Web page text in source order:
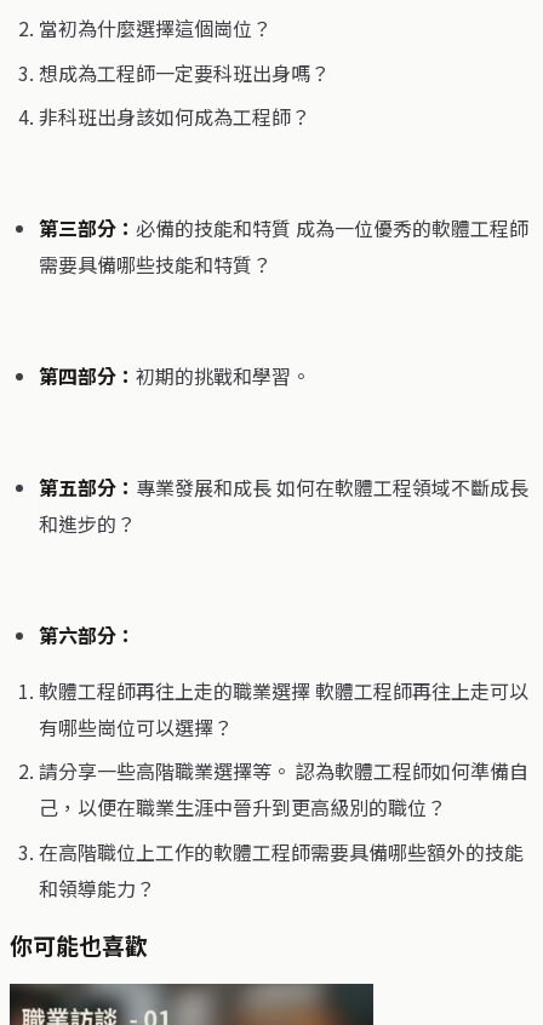
當初為什麼選擇這個崗位？
想成為工程師一定要科班出身嗎？
非科班出身該如何成為工程師？
第三部分： 必備的技能和特質 成為一位優秀的軟體工程師
需要具備哪些技能和特質？
第四部分： 初期的挑戰和學習。
第五部分： 專業發展和成長 如何在軟體工程領域不斷成長
和進步的？
第六部分：
軟體工程師再往上走的職業選擇 軟體工程師再往上走可以
有哪些崗位可以選擇？
請分享一些高階職業選擇等。 認為軟體工程師如何準備自
己，以便在職業生涯中晉升到更高級別的職位？
在高階職位上工作的軟體工程師需要具備哪些額外的技能
和領導能力？
你可能也喜歡